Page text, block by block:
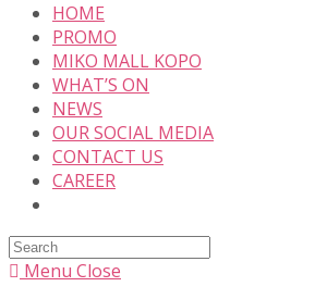
contentHOME
PROMO
MIKO MALL KOPO
WHAT’S ON
NEWS
OUR SOCIAL MEDIA
CONTACT US
CAREER
Search
thisMenu Close